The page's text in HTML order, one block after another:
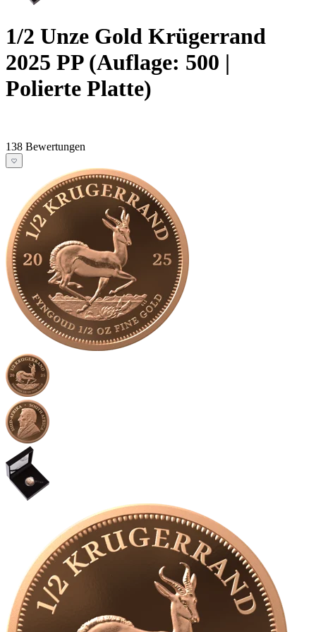
1/2 Unze Gold Krügerrand
2025 PP (Auflage: 500 |
Polierte Platte)
138 Bewertungen